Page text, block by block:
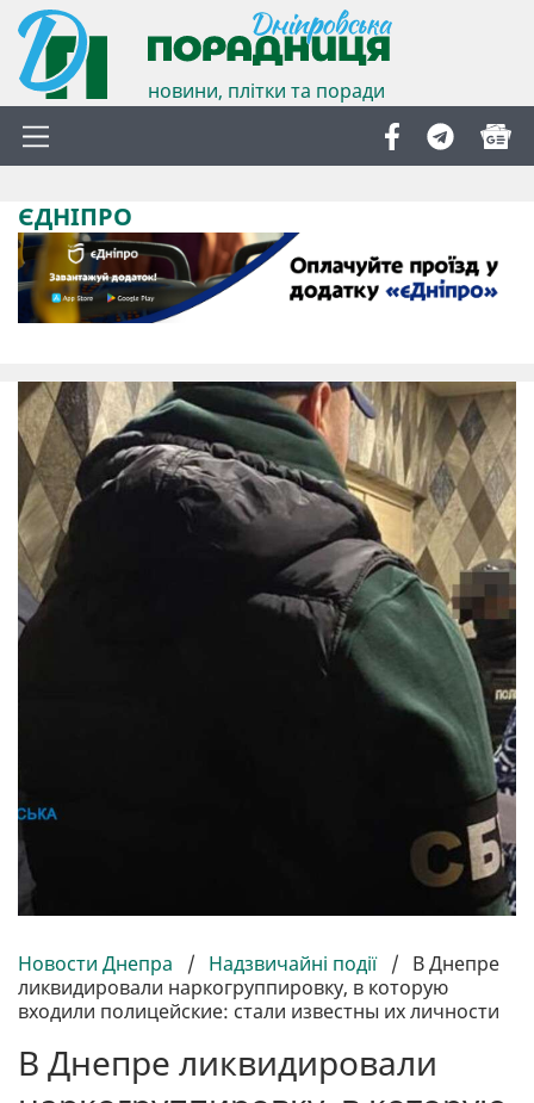
новини, плітки та поради
ЄДНІПРО
Новости Днепра / Надзвичайні події / В Днепре
ликвидировали наркогруппировку, в которую
входили полицейские: стали известны их личности
В Днепре ликвидировали